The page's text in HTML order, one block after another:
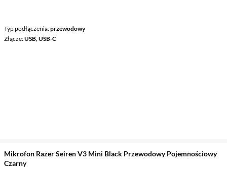
Typ podłączenia przewodowy
Złącze USB, USB-C
Mikrofon Razer Seiren V3 Mini Black Przewodowy Pojemnościowy
Czarny